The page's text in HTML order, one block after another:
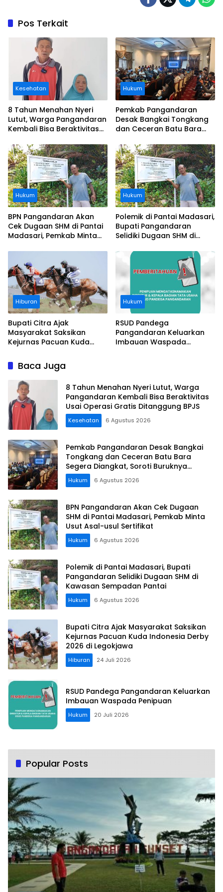
Pos Terkait
Kesehatan
8 Tahun Menahan Nyeri
Lutut, Warga Pangandaran
Kembali Bisa Beraktivitas
Ditanggung BPJS
Hukum
Pemkab Pangandaran
Desak Bangkai Tongkang
dan Ceceran Batu Bara
Buruknya Koordinasi
Perusahaan
Hukum
BPN Pangandaran Akan
Cek Dugaan SHM di Pantai
Madasari, Pemkab Minta
Hukum
Polemik di Pantai Madasari,
Bupati Pangandaran
Selidiki Dugaan SHM di
Pantai
Hiburan
Bupati Citra Ajak
Masyarakat Saksikan
Kejurnas Pacuan Kuda
Legokjawa
Hukum
RSUD Pandega
Pangandaran Keluarkan
Imbauan Waspada
Baca Juga
8 Tahun Menahan Nyeri Lutut, Warga
Pangandaran Kembali Bisa Beraktivitas
Usai Operasi Gratis Ditanggung BPJS
Kesehatan 6 Agustus 2026
Pemkab Pangandaran Desak Bangkai
Tongkang dan Ceceran Batu Bara
Segera Diangkat, Soroti Buruknya
Koordinasi Perusahaan
Hukum 6 Agustus 2026
BPN Pangandaran Akan Cek Dugaan
SHM di Pantai Madasari, Pemkab Minta
Usut Asal-usul Sertifikat
Hukum 6 Agustus 2026
Polemik di Pantai Madasari, Bupati
Pangandaran Selidiki Dugaan SHM di
Kawasan Sempadan Pantai
Hukum 6 Agustus 2026
Bupati Citra Ajak Masyarakat Saksikan
Kejurnas Pacuan Kuda Indonesia Derby
2026 di Legokjawa
Hiburan 24 Juli 2026
RSUD Pandega Pangandaran Keluarkan
Imbauan Waspada Penipuan
Hukum 20 Juli 2026
Popular Posts